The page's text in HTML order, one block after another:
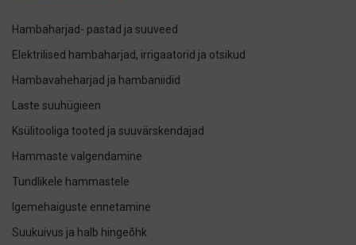
Hambaharjad- pastad ja suuveed
Elektrilised hambaharjad, irrigaatorid ja otsikud
Hambavaheharjad ja hambaniidid
Laste suuhügieen
Ksülitooliga tooted ja suuvärskendajad
Hammaste valgendamine
Tundlikele hammastele
Igemehaiguste ennetamine
Suukuivus ja halb hingeõhk